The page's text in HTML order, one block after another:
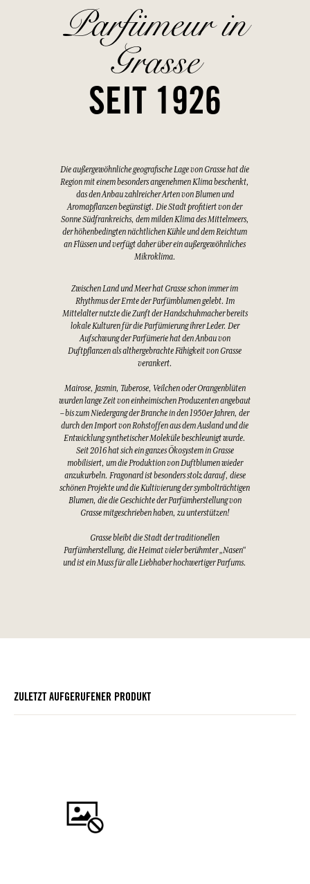
Parfümeur in
Grasse
SEIT 1926
Die außergewöhnliche geografische Lage von Grasse hat die
Region mit einem besonders angenehmen Klima beschenkt,
das den Anbau zahlreicher Arten von Blumen und
Aromapflanzen begünstigt. Die Stadt profitiert von der
Sonne Südfrankreichs, dem milden Klima des Mittelmeers,
der höhenbedingten nächtlichen Kühle und dem Reichtum
an Flüssen und verfügt daher über ein außergewöhnliches
Mikroklima.
Zwischen Land und Meer hat Grasse schon immer im
Rhythmus der Ernte der Parfümblumen gelebt. Im
Mittelalter nutzte die Zunft der Handschuhmacher bereits
lokale Kulturen für die Parfümierung ihrer Leder. Der
Aufschwung der Parfümerie hat den Anbau von
Duftpflanzen als althergebrachte Fähigkeit von Grasse
verankert.
Mairose, Jasmin, Tuberose, Veilchen oder Orangenblüten
wurden lange Zeit von einheimischen Produzenten angebaut
– bis zum Niedergang der Branche in den 1950er Jahren, der
durch den Import von Rohstoffen aus dem Ausland und die
Entwicklung synthetischer Moleküle beschleunigt wurde.
Seit 2016 hat sich ein ganzes Ökosystem in Grasse
mobilisiert, um die Produktion von Duftblumen wieder
anzukurbeln. Fragonard ist besonders stolz darauf, diese
schönen Projekte und die Kultivierung der symbolträchtigen
Blumen, die die Geschichte der Parfümherstellung von
Grasse mitgeschrieben haben, zu unterstützen!
Grasse bleibt die Stadt der traditionellen
Parfümherstellung, die Heimat vieler berühmter „Nasen“
und ist ein Muss für alle Liebhaber hochwertiger Parfums.
ZULETZT AUFGERUFENER PRODUKT